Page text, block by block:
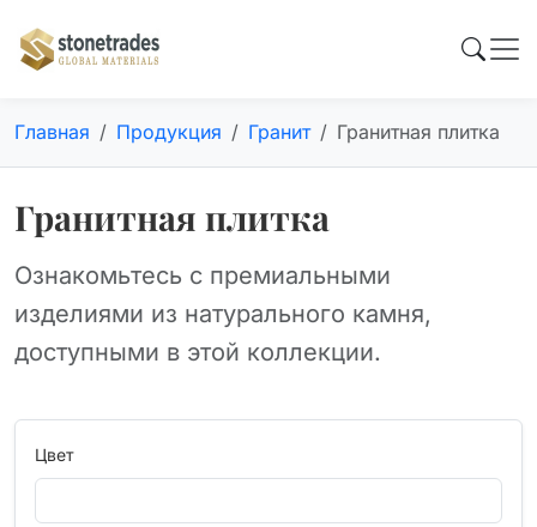
Главная Продукция Гранит Гранитная плитка
Гранитная плитка
Ознакомьтесь с премиальными
изделиями из натурального камня,
доступными в этой коллекции.
Цвет